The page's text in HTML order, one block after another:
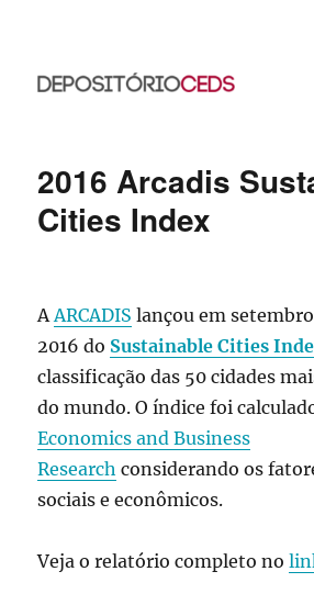
2016 Arcadis
Cities Index
AARCADIS lançou em
2016 do Sustainable Cities
classificação das 50 cidades
do mundo. O índice foi
Economics and Business
Research considerando os
sociais e econômicos.
Veja o relatório completo no